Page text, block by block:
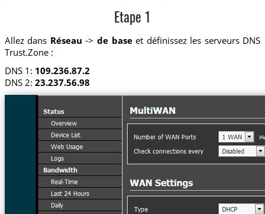
Etape 1
Allez dans Réseau -> de baseet définissez les serveurs DNS
Trust.Zone :
DNS 1: 109.236.87.2
DNS 2: 23.237.56.98